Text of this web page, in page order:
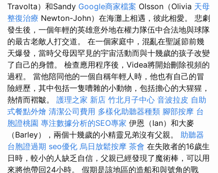
Travolta）和Sandy Google商家檔案 Olsson（Olivia 天母
整復治療 Newton-John）在海灘上相遇，彼此相愛。 悲劇
發生後，一個年輕的英雄意外地在權力隊伍中合法地與球隊
的最古老敵人打交道。 在一個家庭中，混亂在聖誕節前幾
天爆發，當時父母因罕見的宇宙活動而與十幾歲的孩子改變
了自己的身體。 檢查應用程序後，Videa將開始刪除視頻的
過程。 當他陪同他的一個自稱年輕人時，他也有自己的冒
險經歷，其中包括一隻嘈雜的小動物，包括擔心的大猩猩，
熱情而褶皺。 護理之家 新店 竹北月子中心 音波拉皮 自助
式餐點外燴 清潔公司費用 多樣化助聽器種類 腳部按摩 台
胞證桃園 專注數據分析的SEO專家 伊恩（Ian）和大麥
（Barley），兩個十幾歲的小精靈兄弟沒有父親。 助聽器
台胞證過期 seo優化 烏日放鬆按摩 茶會 在失敗者的16歲生
日時，較小的人缺乏自信，父親已經發現了魔術棒，可以用
來將他帶回24小時。 假期是該地區的造船和與號角的戰